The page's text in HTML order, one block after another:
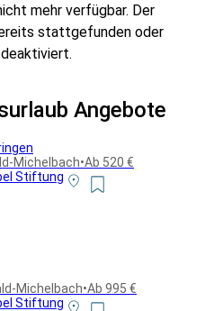
mehr verfügbar. Der
stattgefunden oder
Angebote
Michelbach•Ab 520 €
Stiftung
Michelbach•Ab 995 €
Stiftung